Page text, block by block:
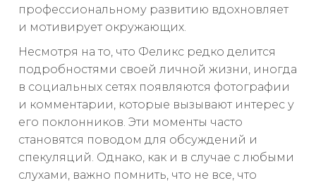
профессиональному развитию вдохновляет
и мотивирует окружающих.
Несмотря на то, что Феликс редко делится
подробностями своей личной жизни, иногда
в социальных сетях появляются фотографии
и комментарии, которые вызывают интерес у
его поклонников. Эти моменты часто
становятся поводом для обсуждений и
спекуляций. Однако, как и в случае с любыми
слухами, важно помнить, что не все, что